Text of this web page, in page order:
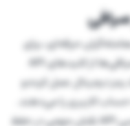
حرفه‌ای، برای
اتصال ابزارها و نرم‌افزارهای جانبی به صرافی‌ها از کلیدهای API
دیجیتال عمل کرده و
کاربری را می‌دهند.
به همین دلیل، مدیریت صحیح دسترسی API نقش مهمی در حفظ